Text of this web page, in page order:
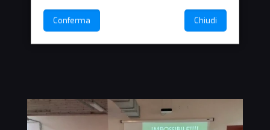
Conferma Chiudi